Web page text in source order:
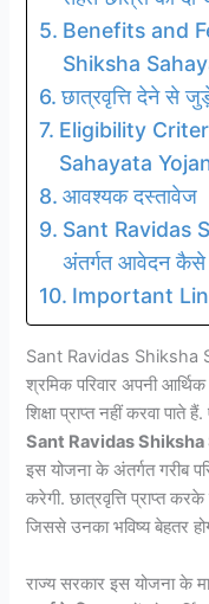
Benefits and
Shiksha
छात्रवृत्ति देने से
Eligibility
Sahayata
आवश्यक दस्तावेज
Sant Ravidas
अंतर्गत आवेदन
Important
Sant Ravidas Shiksha
श्रमिक परिवार अपनी
शिक्षा प्राप्त नहीं करवा पाते
Sant Ravidas
इस योजना के अंतर्गत गरीब
करेगी. छात्रवृत्ति प्राप्त
जिससे उनका भविष्य बेहतर
राज्य सरकार इस योजना के